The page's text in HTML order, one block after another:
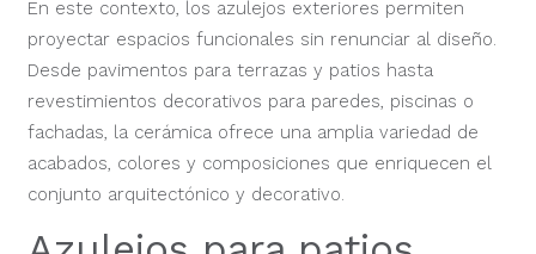
En este contexto, los azulejos exteriores permiten
proyectar espacios funcionales sin renunciar al diseño.
Desde pavimentos para terrazas y patios hasta
revestimientos decorativos para paredes, piscinas o
fachadas, la cerámica ofrece una amplia variedad de
acabados, colores y composiciones que enriquecen el
conjunto arquitectónico y decorativo.